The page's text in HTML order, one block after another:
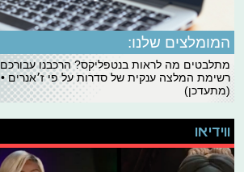
המומלצים שלנו:
מתלבטים מה לראות בנטפליקס? הרכבנו עבורכם
רשימת המלצה ענקית של סדרות על פי ז׳אנרים •
(מתעדכן)
ווידיאו